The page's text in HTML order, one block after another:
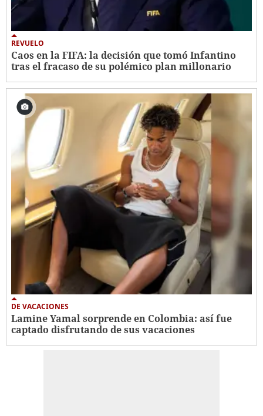
REVUELO
Caos en la FIFA: la decisión que tomó Infantino
tras el fracaso de su polémico plan millonario
DE VACACIONES
Lamine Yamal sorprende en Colombia: así fue
captado disfrutando de sus vacaciones